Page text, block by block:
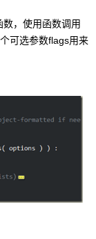
，使用函数调用
可选参数flags用来